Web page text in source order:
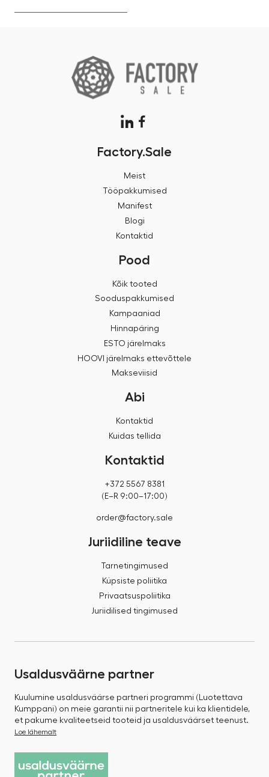
Factory.Sale
Meist
Tööpakkumised
Manifest
Blogi
Kontaktid
Pood
Kõik tooted
Sooduspakkumised
Kampaaniad
Hinnapäring
ESTO järelmaks
HOOVI järelmaks ettevõttele
Makseviisid
Abi
Kontaktid
Kuidas tellida
Kontaktid
+372 5567 8381
(E–R 9:00–17:00)
order@factory.sale
Juriidiline teave
Tarnetingimused
Küpsiste poliitika
Privaatsuspoliitika
Juriidilised tingimused
Usaldusväärne partner
Kuulumine usaldusväärse partneri programmi (Luotettava
Kumppani) on meie garantii nii partneritele kui ka klientidele,
et pakume kvaliteetseid tooteid ja usaldusväärset teenust.
Loe lähemalt